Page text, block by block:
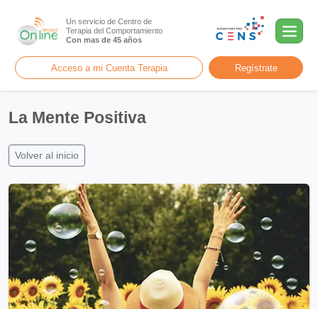
Un servicio de Centro de
Terapia del Comportamiento
Con mas de 45 años
Acceso a mi Cuenta Terapia Regístrate
La Mente Positiva
Volver al inicio